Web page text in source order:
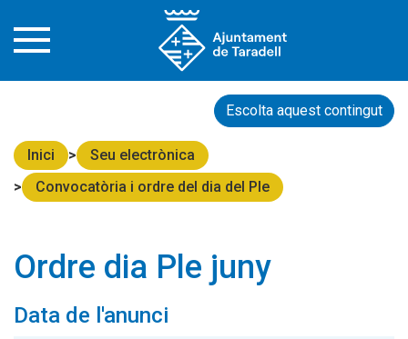
Escolta aquest contingut
Inici
Seu electrònica
Convocatòria i ordre del dia del Ple
Ordre dia Ple juny
Data de l'anunci